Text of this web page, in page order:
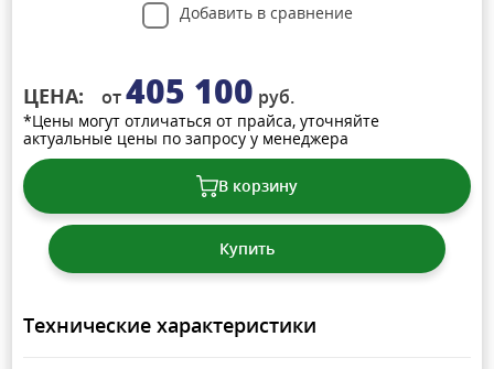
Добавить в сравнение
ЦЕНА: от405 100 руб.
*Цены могут отличаться от прайса, уточняйте
актуальные цены по запросу у менеджера
В корзину
Купить
Технические характеристики